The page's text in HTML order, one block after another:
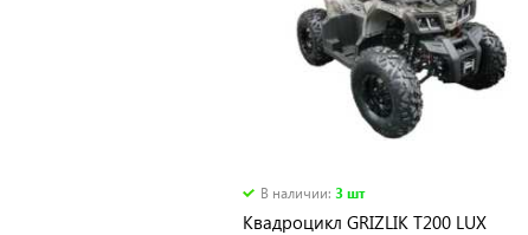
В наличии: 3 шт
Квадроцикл GRIZLIK T200 LUX